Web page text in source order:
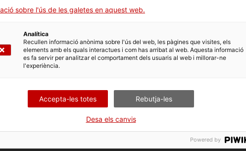
l’ABC de la calor
sobre l'ús de les galetes en aquest web.
Analítica
Recullen informació anònima sobre l'ús del web, les pàgines que visites, els
elements amb els quals interactues i com has arribat al web. Aquesta informació
es fa servir per analitzar el comportament dels usuaris al web i millorar-ne
l'experiència.
Accepta-les totes Rebutja-les
Desa els canvis
Powered by